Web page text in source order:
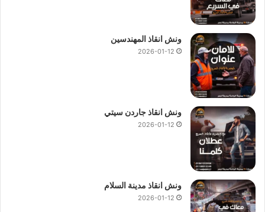
ونش انقاذ المهندسين
2026-01-12
ونش انقاذ جاردن سيتي
2026-01-12
ونش انقاذ مدينة السلام
2026-01-12